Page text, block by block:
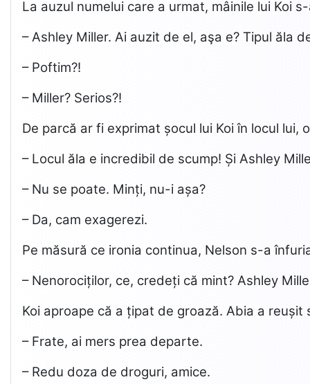
La auzul numelui care a urmat, mâinile lui Koi
– Ashley Miller. Ai auzit de el, aşa e? Tipul ăla
– Poftim?!
– Miller? Serios?!
De parcă ar fi exprimat șocul lui Koi în locul lui,
– Locul ăla e incredibil de scump! Și Ashley
– Nu se poate. Minți, nu-i așa?
– Da, cam exagerezi.
Pe măsură ce ironia continua, Nelson s-a
– Nenorociților, ce, credeți că mint? Ashley
Koi aproape că a țipat de groază. Abia a
– Frate, ai mers prea departe.
– Redu doza de droguri, amice.